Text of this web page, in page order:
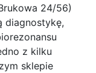
24/56)
diagnostykę,
z kilku
sklepie